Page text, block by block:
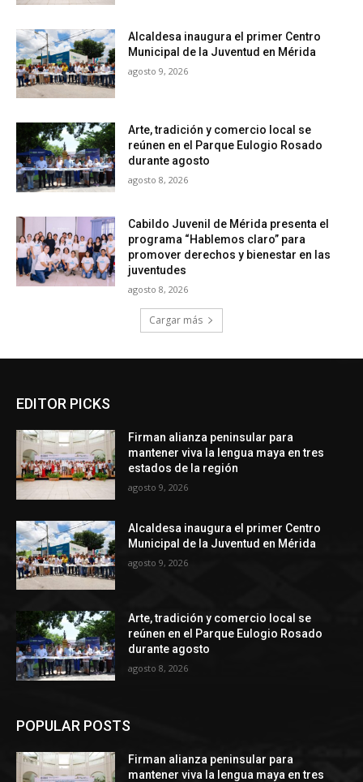
Alcaldesa inaugura el primer Centro
Municipal de la Juventud en Mérida
agosto 9, 2026
Arte, tradición y comercio local se
reúnen en el Parque Eulogio Rosado
durante agosto
agosto 8, 2026
Cabildo Juvenil de Mérida presenta el
programa “Hablemos claro” para
promover derechos y bienestar en las
juventudes
agosto 8, 2026
Cargar más
EDITOR PICKS
Firman alianza peninsular para
mantener viva la lengua maya en tres
estados de la región
agosto 9, 2026
Alcaldesa inaugura el primer Centro
Municipal de la Juventud en Mérida
agosto 9, 2026
Arte, tradición y comercio local se
reúnen en el Parque Eulogio Rosado
durante agosto
agosto 8, 2026
POPULAR POSTS
Firman alianza peninsular para
mantener viva la lengua maya en tres